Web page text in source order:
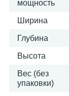
мощность
Ширина
Глубина
Высота
Вес (без
упаковки)